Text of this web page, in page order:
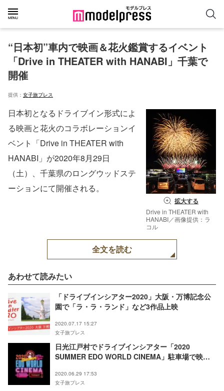
“日本初”車内で映画＆花火鑑賞するイベント
「Drive in THEATER with HANABI」千葉で
開催
提供： 女子旅プレス
拡大する
Drive in THEATER with
HANABI／画像提供：ラ
コル
日本初となるドライブイン形式によ
る映画と花火のコラボレーションイ
ベント「Drive in THEATER with
HANABI」が2020年8月29日
（土）、千葉県のロングウッドステ
ーションにて開催される。
全文を読む
あわせて読みたい
「ドライブインシアター2020」大阪・万博記念公
園で「ラ・ラ・ランド」など3作品上映
2020.07.17 15:27
女子旅プレス
日光江戸村でドライブインシアター「2020
SUMMER EDO WORLD CINEMA」駐車場で映画
2020.06.29 17:53
女子旅プレス